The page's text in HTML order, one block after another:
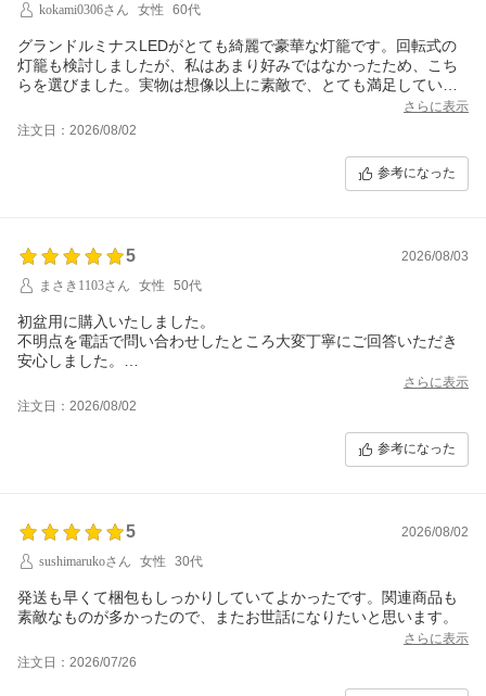
kokami0306さん
女性 60代
グランドルミナスLEDがとても綺麗で豪華な灯籠です。回転式の
灯籠も検討しましたが、私はあまり好みではなかったため、こち
らを選びました。実物は想像以上に素敵で、とても満足していま
初盆に間に合えばと思い注文しましたが、発送がとても早く、四
梱包も丁寧で、安心して受け取ることができました。迅速で丁寧
な対応をしていただき、本当にありがとうございました。
さらに表示
注文日：2026/08/02
参考になった
5
2026/08/03
まさき1103さん
女性 50代
初盆用に購入いたしました。
不明点を電話で問い合わせしたところ大変丁寧にご回答いただき
安心しました。
梱包も丁寧で配送も最速で受けていただき本当にありがとうござ
いました。
さらに表示
注文日：2026/08/02
参考になった
5
2026/08/02
sushimarukoさん
女性 30代
発送も早くて梱包もしっかりしていてよかったです。関連商品も
素敵なものが多かったので、またお世話になりたいと思います。
さらに表示
注文日：2026/07/26